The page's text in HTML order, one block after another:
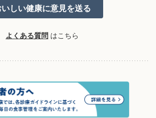
よくある質問 はこちら